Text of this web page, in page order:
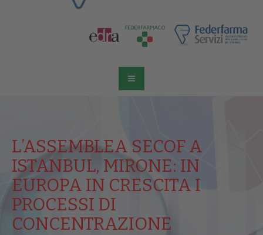
L’ASSEMBLEA SECOF A
ISTANBUL, MIRONE: IN
EUROPA IN CRESCITA I
PROCESSI DI
CONCENTRAZIONE